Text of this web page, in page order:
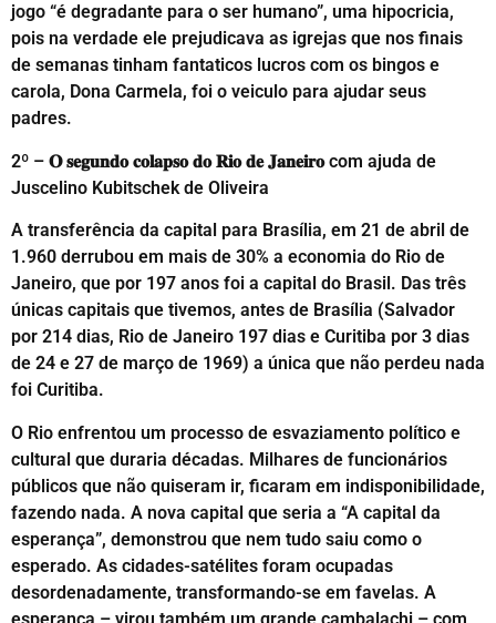
jogo “é degradante para o ser humano”, uma hipocricia,
pois na verdade ele prejudicava as igrejas que nos finais
de semanas tinham fantaticos lucros com os bingos e
carola, Dona Carmela, foi o veiculo para ajudar seus
padres.
2º – 𝐎 𝐬𝐞𝐠𝐮𝐧𝐝𝐨 𝐜𝐨𝐥𝐚𝐩𝐬𝐨 𝐝𝐨 𝐑𝐢𝐨 𝐝𝐞 𝐉𝐚𝐧𝐞𝐢𝐫𝐨 com ajuda de
Juscelino Kubitschek de Oliveira
A transferência da capital para Brasília, em 21 de abril de
1.960 derrubou em mais de 30% a economia do Rio de
Janeiro, que por 197 anos foi a capital do Brasil. Das três
únicas capitais que tivemos, antes de Brasília (Salvador
por 214 dias, Rio de Janeiro 197 dias e Curitiba por 3 dias
de 24 e 27 de março de 1969) a única que não perdeu nada
foi Curitiba.
O Rio enfrentou um processo de esvaziamento político e
cultural que duraria décadas. Milhares de funcionários
públicos que não quiseram ir, ficaram em indisponibilidade,
fazendo nada. A nova capital que seria a “A capital da
esperança”, demonstrou que nem tudo saiu como o
esperado. As cidades-satélites foram ocupadas
desordenadamente, transformando-se em favelas. A
esperança – virou também um grande cambalachi – com